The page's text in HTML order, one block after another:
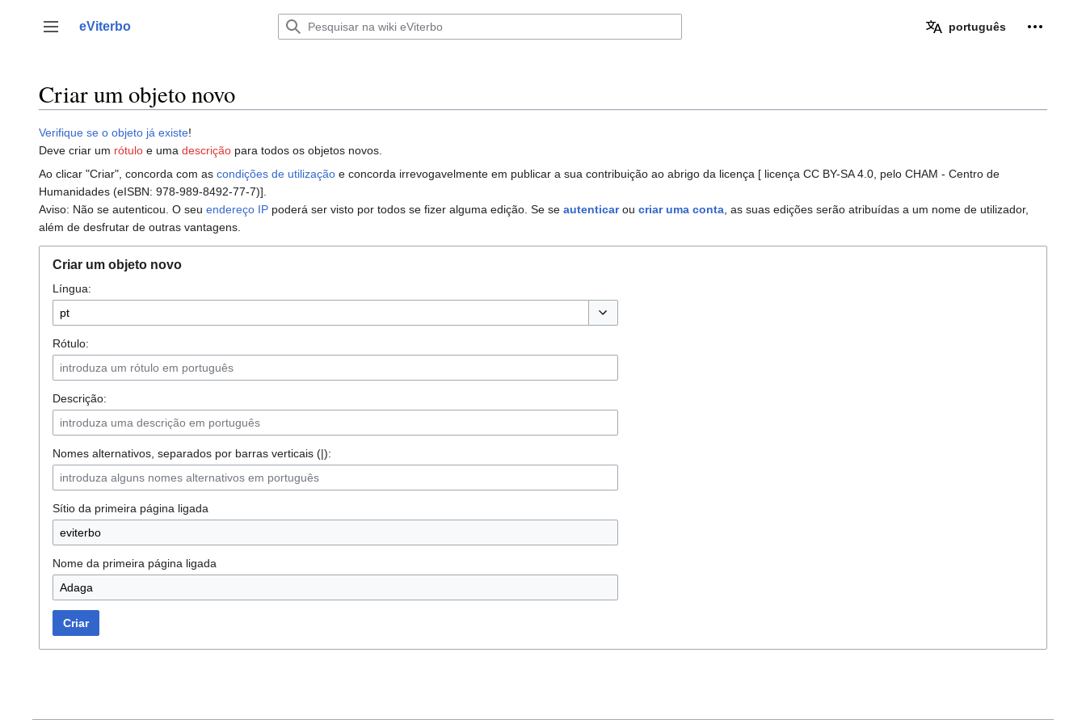
para
Alternar barra lateral
eViterbo português
Criar um objeto novo
Verifique se o objeto já existe!
Deve criar um rótulo e uma descrição para todos os objetos novos.
Ao clicar "Criar", concorda com as condições de utilização e concorda irrevogavelmente em publicar a sua contribuição ao abrigo da licença [ licença CC BY-SA 4.0, pelo CHAM - Centro de
Humanidades (eISBN: 978-989-8492-77-7)].
Aviso: Não se autenticou. O seu endereço IP poderá ser visto por todos se fizer alguma edição. Se se autenticarou criar uma conta , as suas edições serão atribuídas a um nome de utilizador,
além de desfrutar de outras vantagens.
Criar um objeto novo
Língua:
Rótulo:
Descrição:
Nomes alternativos, separados por barras verticais (|):
Sítio da primeira página ligada
Nome da primeira página ligada
Criar